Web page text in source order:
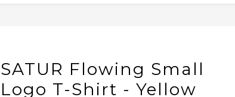
SATUR Flowing Small
Logo T-Shirt - Yellow